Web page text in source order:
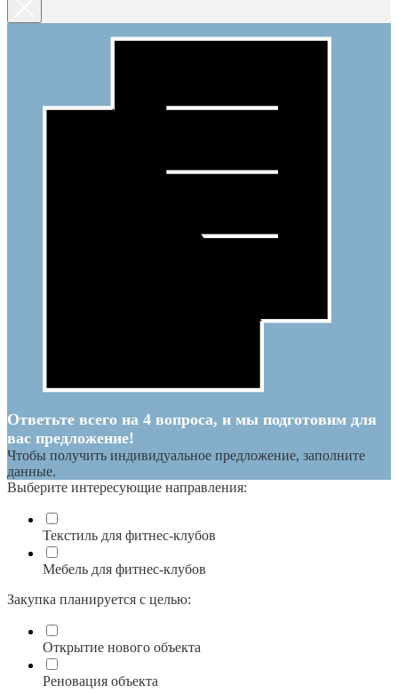
Ответьте всего на 4 вопроса, и мы подготовим для
вас предложение!
Чтобы получить индивидуальное предложение, заполните
данные.
Выберите интересующие направления:
Текстиль для фитнес-клубов
Мебель для фитнес-клубов
Закупка планируется с целью:
Открытие нового объекта
Реновация объекта